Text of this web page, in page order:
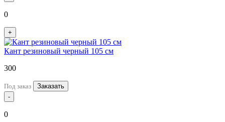
0
+
Кант резиновый черный 105 см
300
Под заказ
Заказать
-
0